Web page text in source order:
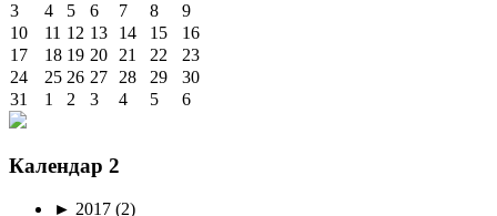
3
4 5 6 7 8
9
10
11 12 13 14 15
16
17
18 19 20 21 22
23
24
25 26 27 28 29
30
31
1 2 3 4 5 6
Календар 2
► 2017 (2)